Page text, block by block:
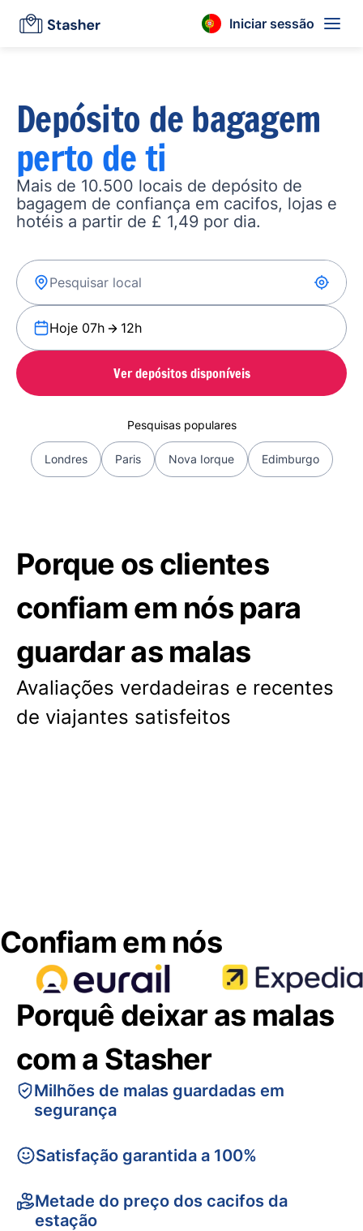
Iniciar sessão
Depósito de bagagem
perto de ti
Mais de 10.500 locais de depósito de
bagagem de confiança em cacifos, lojas e
hotéis a partir de £ 1,49 por dia.
Hoje 07h 12h
Ver depósitos disponíveis
Pesquisas populares
Londres Paris Nova Iorque Edimburgo
Porque os clientes
confiam em nós para
guardar as malas
Avaliações verdadeiras e recentes
de viajantes satisfeitos
Confiam em nós
Porquê deixar as malas
com a Stasher
Milhões de malas guardadas em
segurança
Satisfação garantida a 100%
Metade do preço dos cacifos da
estação